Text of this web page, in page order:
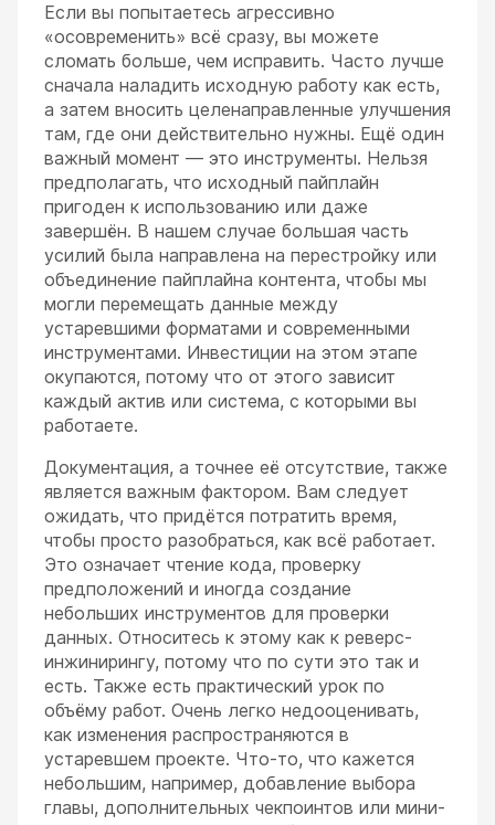
Если вы попытаетесь агрессивно
«осовременить» всё сразу, вы можете
сломать больше, чем исправить. Часто лучше
сначала наладить исходную работу как есть,
а затем вносить целенаправленные улучшения
там, где они действительно нужны. Ещё один
важный момент — это инструменты. Нельзя
предполагать, что исходный пайплайн
пригоден к использованию или даже
завершён. В нашем случае большая часть
усилий была направлена на перестройку или
объединение пайплайна контента, чтобы мы
могли перемещать данные между
устаревшими форматами и современными
инструментами. Инвестиции на этом этапе
окупаются, потому что от этого зависит
каждый актив или система, с которыми вы
работаете.
Документация, а точнее её отсутствие, также
является важным фактором. Вам следует
ожидать, что придётся потратить время,
чтобы просто разобраться, как всё работает.
Это означает чтение кода, проверку
предположений и иногда создание
небольших инструментов для проверки
данных. Относитесь к этому как к реверс-
инжинирингу, потому что по сути это так и
есть. Также есть практический урок по
объёму работ. Очень легко недооценивать,
как изменения распространяются в
устаревшем проекте. Что-то, что кажется
небольшим, например, добавление выбора
главы, дополнительных чекпоинтов или мини-